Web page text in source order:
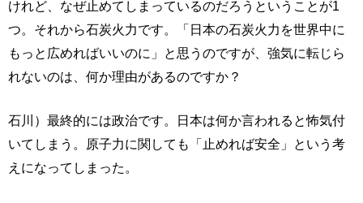
けれど、なぜ止めてしまっているのだろうということが1
つ。それから石炭火力です。「日本の石炭火力を世界中に
もっと広めればいいのに」と思うのですが、強気に転じら
れないのは、何か理由があるのですか？
石川）最終的には政治です。日本は何か言われると怖気付
いてしまう。原子力に関しても「止めれば安全」という考
えになってしまった。